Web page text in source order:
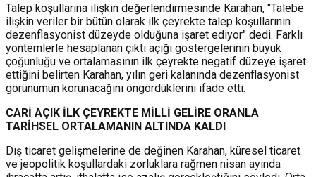
Talep koşullarına ilişkin değerlendirmesinde Karahan, "Talebe
ilişkin veriler bir bütün olarak ilk çeyrekte talep koşullarının
dezenflasyonist düzeyde olduğuna işaret ediyor" dedi. Farklı
yöntemlerle hesaplanan çıktı açığı göstergelerinin büyük
çoğunluğu ve ortalamasının ilk çeyrekte negatif düzeye işaret
ettiğini belirten Karahan, yılın geri kalanında dezenflasyonist
görünümün korunacağını öngördüklerini ifade etti.
CARİ AÇIK İLK ÇEYREKTE MİLLİ GELİRE ORANLA
TARİHSEL ORTALAMANIN ALTINDA KALDI
Dış ticaret gelişmelerine de değinen Karahan, küresel ticaret
ve jeopolitik koşullardaki zorluklara rağmen nisan ayında